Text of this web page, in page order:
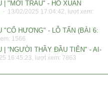
| "MỜI TRẦU" - HỒ XUÂN
- 13/02/2025 17:04:42, lượt xem:
"CỐ HƯƠNG" - LỖ TẤN (BÀI 6:
1566
| “NGƯỜI THẦY ĐẦU TIÊN" - AI-
16:45:23, lượt xem: 7863